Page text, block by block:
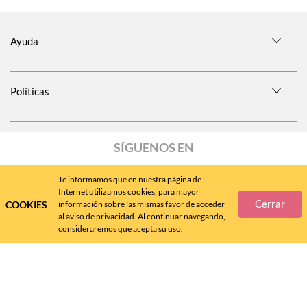
COOKIES
Te informamos que en nuestra página de
Internet utilizamos cookies, para mayor
información sobre las mismas favor de acceder
al aviso de privacidad. Al continuar navegando,
consideraremos que acepta su uso.
Cerrar
Ayuda
Políticas
SÍGUENOS EN
CallCenter477 788 4600